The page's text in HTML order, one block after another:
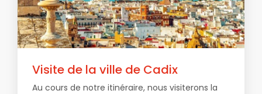
Visite de la ville de Cadix
Au cours de notre itinéraire, nous visiterons la